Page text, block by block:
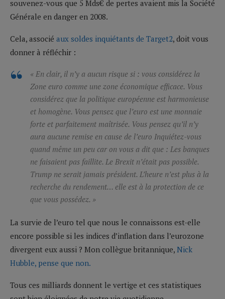
souvenez-vous que 5 Mds€ de pertes avaient mis la Société
Générale en danger en 2008.
Cela, associé aux soldes inquiétants de Target2, doit vous
donner à réfléchir :
« En clair, il n’y a aucun risque si : vous considérez la
Zone euro comme une zone économique efficace. Vous
considérez que la politique européenne est harmonieuse
et homogène. Vous pensez que l’euro est une monnaie
forte et parfaitement maîtrisée. Vous pensez qu’il n’y
aura aucune remise en cause de l’euro Inquiétez-vous
quand même un peu car on vous a dit que : Les banques
ne faisaient pas faillite. Le Brexit n’était pas possible.
Trump ne serait jamais président. L’heure n’est plus à la
recherche du rendement… elle est à la protection de ce
que vous possédez. »
La survie de l’euro tel que nous le connaissons est-elle
encore possible si les indices d’inflation dans l’eurozone
divergent eux aussi ? Mon collègue britannique, Nick
Hubble, pense que non.
Tous ces milliards donnent le vertige et ces statistiques